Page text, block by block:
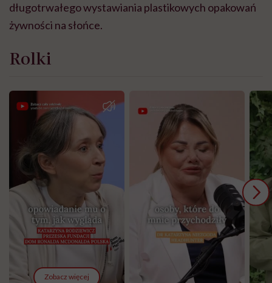
długotrwałego wystawiania plastikowych opakowań
żywności na słońce.
Rolki
Zobacz więcej